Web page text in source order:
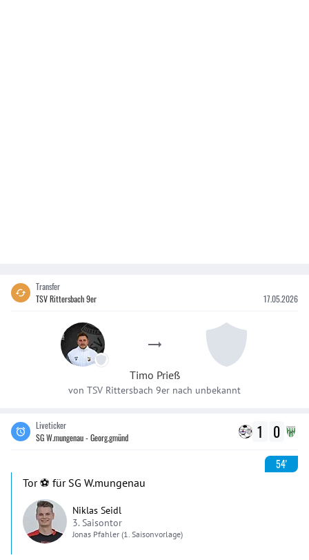
Transfer
TSV Rittersbach 9er
17.05.2026
Timo Prieß
von TSV Rittersbach 9er nach unbekannt
Liveticker
SG W.mungenau - Georg.gmünd
1 0
54'
Tor ⚽️ für SG W.mungenau
Niklas Seidl
3. Saisontor
Jonas Pfahler (1. Saisonvorlage)